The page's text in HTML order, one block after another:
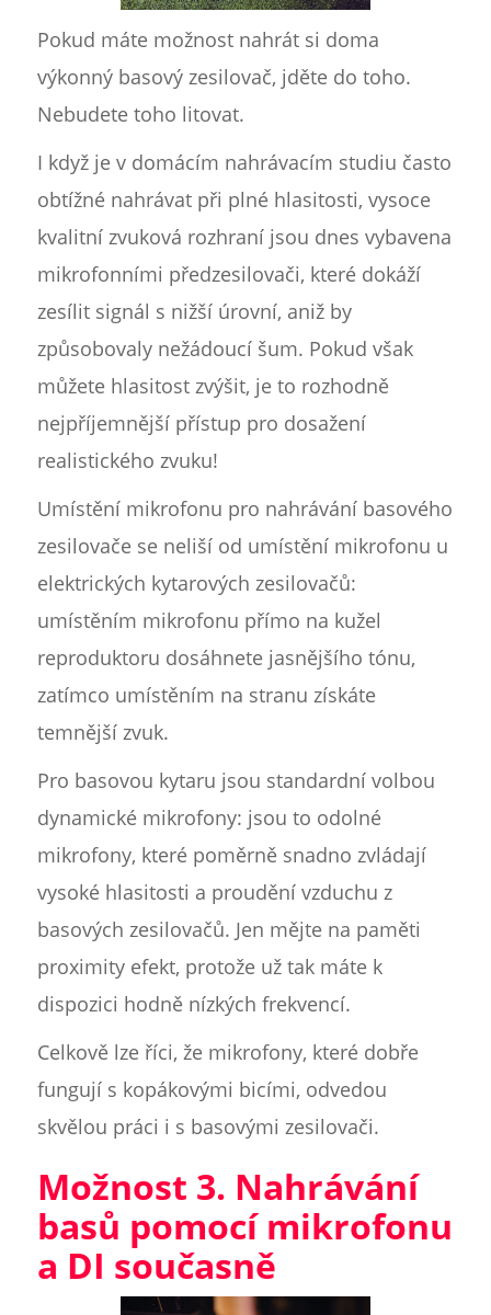
Pokud máte možnost nahrát si doma
výkonný basový zesilovač, jděte do toho.
Nebudete toho litovat.
I když je v domácím nahrávacím studiu často
obtížné nahrávat při plné hlasitosti, vysoce
kvalitní zvuková rozhraní jsou dnes vybavena
mikrofonními předzesilovači, které dokáží
zesílit signál s nižší úrovní, aniž by
způsobovaly nežádoucí šum. Pokud však
můžete hlasitost zvýšit, je to rozhodně
nejpříjemnější přístup pro dosažení
realistického zvuku!
Umístění mikrofonu pro nahrávání basového
zesilovače se neliší od umístění mikrofonu u
elektrických kytarových zesilovačů:
umístěním mikrofonu přímo na kužel
reproduktoru dosáhnete jasnějšího tónu,
zatímco umístěním na stranu získáte
temnější zvuk.
Pro basovou kytaru jsou standardní volbou
dynamické mikrofony: jsou to odolné
mikrofony, které poměrně snadno zvládají
vysoké hlasitosti a proudění vzduchu z
basových zesilovačů. Jen mějte na paměti
proximity efekt, protože už tak máte k
dispozici hodně nízkých frekvencí.
Celkově lze říci, že mikrofony, které dobře
fungují s kopákovými bicími, odvedou
skvělou práci i s basovými zesilovači.
Možnost 3. Nahrávání
basů pomocí mikrofonu
a DI současně